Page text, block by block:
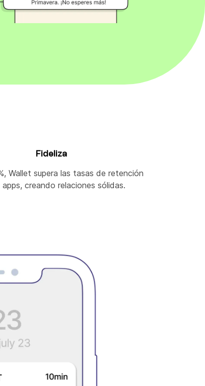
Fideliza
Wallet supera las tasas de retención
apps, creando relaciones sólidas.